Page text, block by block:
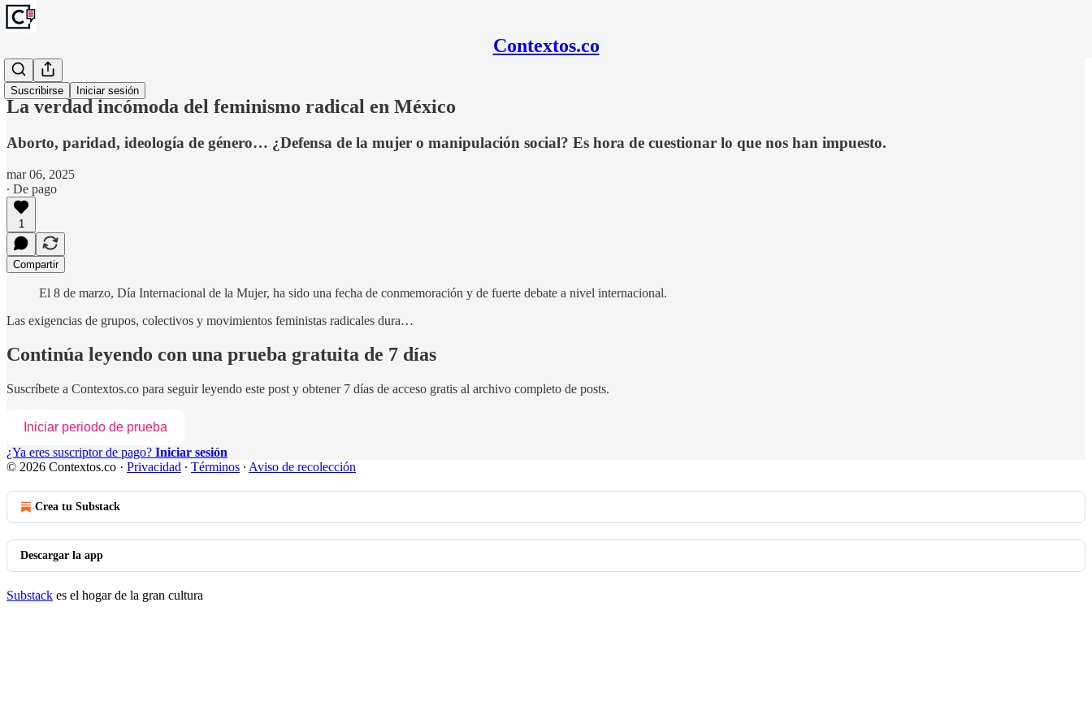
Contextos.co
Suscribirse Iniciar sesión
Artículos
La verdad incómoda del feminismo radical en México
Aborto, paridad, ideología de género… ¿Defensa de la mujer o manipulación social? Es hora de cuestionar lo que nos han impuesto.
mar 06, 2025
∙ De pago
1
Compartir
El 8 de marzo, Día Internacional de la Mujer, ha sido una fecha de conmemoración y de fuerte debate a nivel internacional.
Las exigencias de grupos, colectivos y movimientos feministas radicales dura…
Continúa leyendo con una prueba gratuita de 7 días
Suscríbete a Contextos.co para seguir leyendo este post y obtener 7 días de acceso gratis al archivo completo de posts.
Iniciar periodo de prueba
¿Ya eres suscriptor de pago? Iniciar sesión
© 2026 Contextos.co · Privacidad ∙ Términos ∙ Aviso de recolección
Crea tu Substack
Descargar la app
Substack es el hogar de la gran cultura